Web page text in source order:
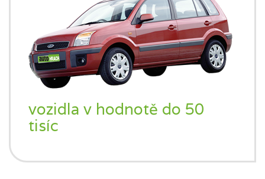
vozidla v hodnotě do 50
tisíc